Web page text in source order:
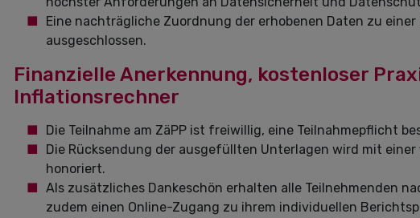
Eine nachträgliche Zuordnung der erhobenen Daten zu
ausgeschlossen.
Finanzielle Anerkennung, kostenloser
Inflationsrechner
Die Teilnahme am ZäPP ist freiwillig, eine Teilnahmepflicht
Die Rücksendung der ausgefüllten Unterlagen wird mit
honoriert.
Als zusätzliches Dankeschön erhalten alle Teilnehmenden
zudem einen Online-Zugang zu ihrem individuellen